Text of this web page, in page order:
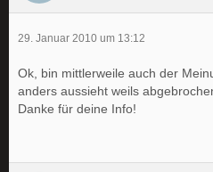
29. Januar 2010 um 13:12
Ok, bin mittlerweile auch der
anders aussieht weils
Danke für deine Info!